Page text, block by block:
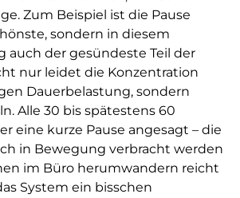
Zum Beispiel ist die Pause
sondern in diesem
auch der gesündeste Teil der
nur leidet die Konzentration
Dauerbelastung, sondern
Alle 30 bis spätestens 60
eine kurze Pause angesagt – die
in Bewegung verbracht werden
im Büro herumwandern reicht
System ein bisschen